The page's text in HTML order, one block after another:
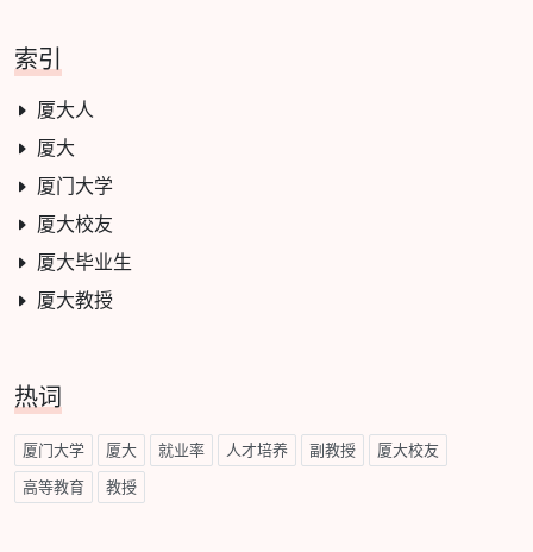
索引
厦大人
厦大
厦门大学
厦大校友
厦大毕业生
厦大教授
热词
厦门大学 厦大 就业率 人才培养 副教授 厦大校友
高等教育 教授